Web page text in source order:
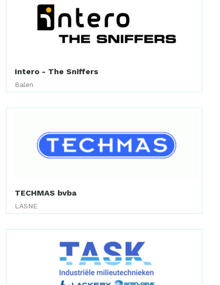
Intero - The Sniffers
Balen
TECHMAS bvba
LASNE